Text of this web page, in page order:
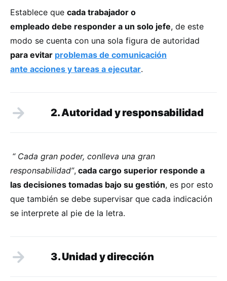
Establece que cada trabajador o
empleado debe responder a un solo jefe, de este
modo se cuenta con una sola figura de autoridad
para evitar problemas de comunicación
ante acciones y tareas a ejecutar.
2. Autoridad y responsabilidad
“ Cada gran poder, conlleva una gran
responsabilidad”, cada cargo superior responde a
las decisiones tomadas bajo su gestión, es por esto
que también se debe supervisar que cada indicación
se interprete al pie de la letra.
3. Unidad y dirección